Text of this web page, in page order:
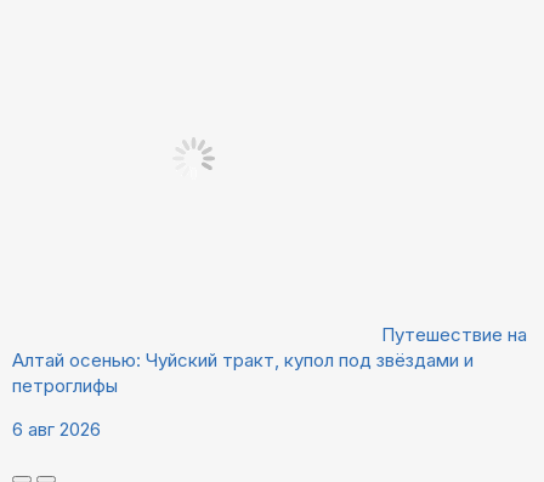
Путешествие на
Алтай осенью: Чуйский тракт, купол под звёздами и
петроглифы
6 авг 2026